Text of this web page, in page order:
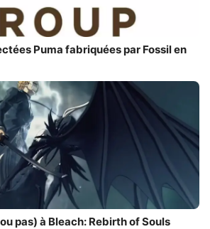
Puma fabriquées par Fossil en
pas) à Bleach: Rebirth of Souls